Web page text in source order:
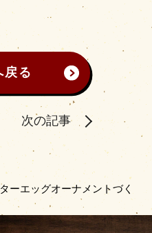
戻る
次の記事
ーエッグオーナメントづくり